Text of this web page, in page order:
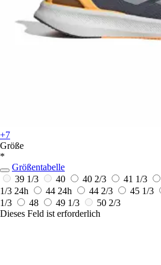
+7
Größe
*
Größentabelle
39 1/3
40 40 2/3 41 1/3
1/3 24h 44 24h 44 2/3 45 1/3
1/3
48 49 1/3
50 2/3
Dieses Feld ist erforderlich